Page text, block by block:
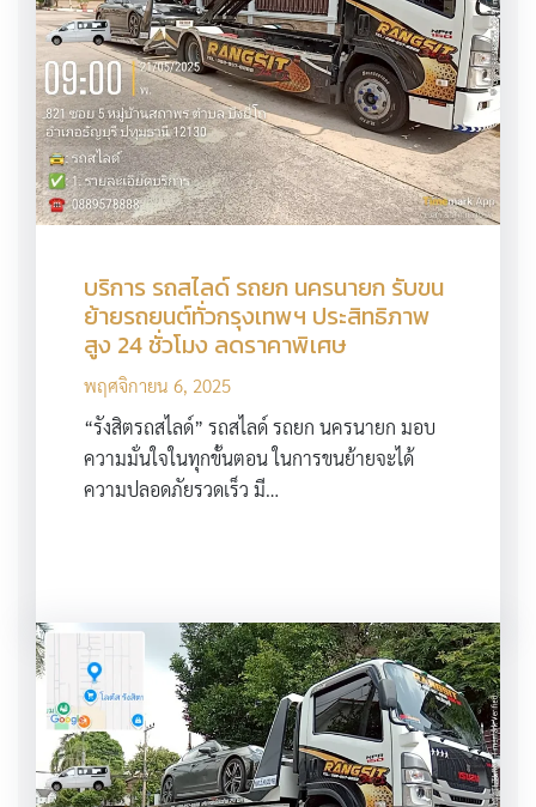
บริการ รถสไลด์ รถยก นครนายก รับขน
ย้ายรถยนต์ทั่วกรุงเทพฯ ประสิทธิภาพ
สูง 24 ชั่วโมง ลดราคาพิเศษ
พฤศจิกายน 6, 2025
“รังสิตรถสไลด์” รถสไลด์ รถยก นครนายก มอบ
ความมั่นใจในทุกขั้นตอน ในการขนย้ายจะได้
ความปลอดภัยรวดเร็ว มี…